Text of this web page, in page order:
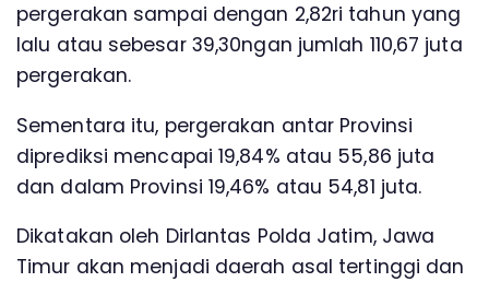
pergerakan sampai dengan 2,82ri tahun yang
lalu atau sebesar 39,30ngan jumlah 110,67 juta
pergerakan.
Sementara itu, pergerakan antar Provinsi
diprediksi mencapai 19,84% atau 55,86 juta
dan dalam Provinsi 19,46% atau 54,81 juta.
Dikatakan oleh Dirlantas Polda Jatim, Jawa
Timur akan menjadi daerah asal tertinggi dan